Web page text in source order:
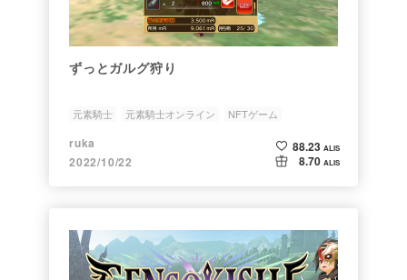
ずっとガルグ狩り
元素騎士 元素騎士オンライン
NFTゲーム
NFTオーナー
ruka
2022/10/22
88.23 ALIS
8.70 ALIS